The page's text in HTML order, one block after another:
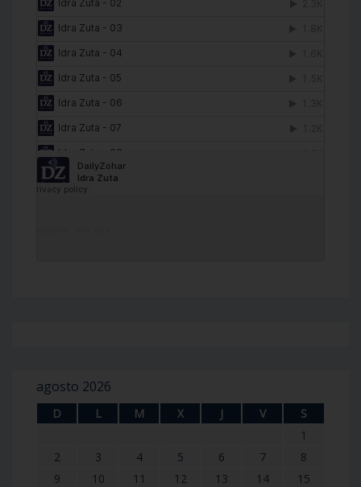
agosto 2026
D L M X J V
S
1
2
3 4 5 6 7
8
9
10 11 12 13 14
15